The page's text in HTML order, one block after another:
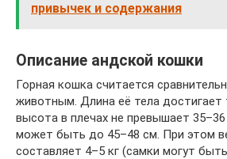
привычек и содержания
Описание андской кошки
Горная кошка считается
животным. Длина её тела достигает
высота в плечах не превышает
может быть до 45–48 см. При этом
составляет 4–5 кг (самки могут